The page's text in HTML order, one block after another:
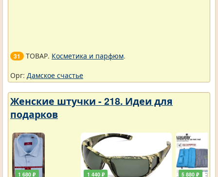
31 ТОВАР. Косметика и парфюм.
Орг: Дамское счастье
Женские штучки - 218. Идеи для
подарков
1 680 ₽ 1 440 ₽ 5 880 ₽